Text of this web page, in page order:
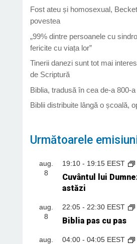
Fost ateu și homosexual,
povestea
„99% dintre persoanele cu
fericite cu viața lor”
Tinerii danezi sunt tot mai
de Scriptură
Biblia, tradusă în cea de-a 800-
Biblii distribuite lângă o școală,
Următoarele
aug.
8
19:10- 19:15 EEST
Cuvântul lui
astăzi
aug.
8
22:05- 22:30 EEST
Biblia pas cu pas
aug.
04:00- 04:05 EEST